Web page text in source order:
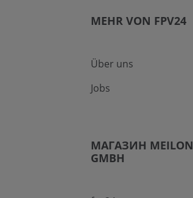
MEHR VON FPV24
Über uns
Jobs
МАГАЗИН MEILON
GMBH